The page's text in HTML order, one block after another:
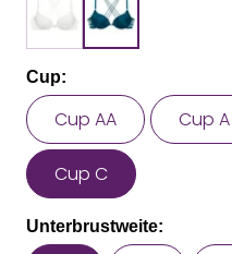
Cup:
Cup AA Cup A
Cup C
Unterbrustweite: